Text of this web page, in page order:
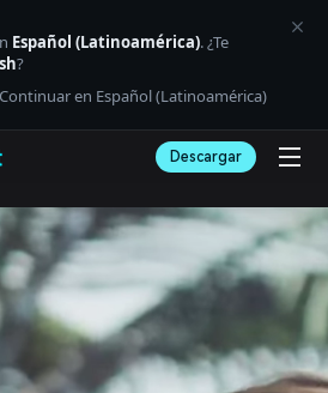
Español (Latinoamérica). ¿Te
?
Continuar en Español (Latinoamérica)
Descargar